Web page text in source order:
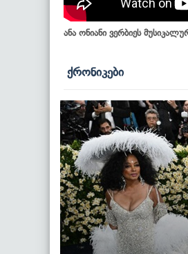
ანა ონიანი ვერბიეს
ქრონიკები